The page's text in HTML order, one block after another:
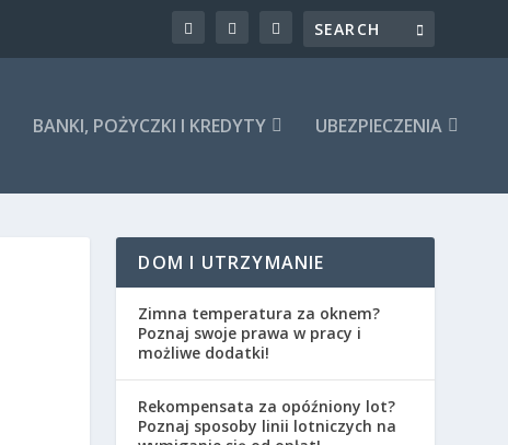
BANKI, POŻYCZKI I KREDYTY UBEZPIECZENIA
DOM I UTRZYMANIE
Zimna temperatura za oknem?
Poznaj swoje prawa w pracy i
możliwe dodatki!
Rekompensata za opóźniony lot?
Poznaj sposoby linii lotniczych na